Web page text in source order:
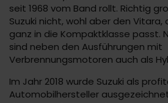
seit 1968 vom Band rollt. Richtig
Suzuki nicht, wohl aber den Vitara,
ganz in die Kompaktklasse passt.
sind neben den Ausführungen mit
Verbrennungsmotoren auch als
Im Jahr 2018 wurde Suzuki als
Automobilhersteller